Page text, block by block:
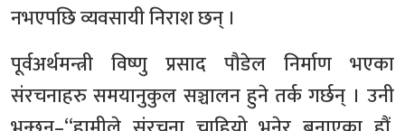
नभएपछि व्यवसायी निराश छन् ।
पूर्वअर्थमन्त्री विष्णु प्रसाद पौडेल निर्माण भएका
संरचनाहरु समयानुकुल सञ्चालन हुने तर्क गर्छन् । उनी